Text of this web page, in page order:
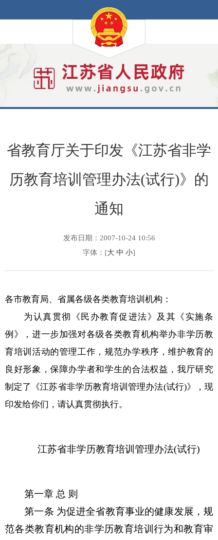
省教育厅关于印发《江苏省非学
历教育培训管理办法(试行)》的
通知
发布日期：2007-10-24 10:56
字体：[大 中 小]
各市教育局、省属各级各类教育培训机构：
为认真贯彻《民办教育促进法》及其《实施条
例》，进一步加强对各级各类教育机构举办非学历教
育培训活动的管理工作，规范办学秩序，维护教育的
良好形象，保障办学者和学生的合法权益，我厅研究
制定了《江苏省非学历教育培训管理办法(试行)》，现
印发给你们，请认真贯彻执行。
江苏省非学历教育培训管理办法(试行)
第一章 总 则
第一条 为促进全省教育事业的健康发展，规
范各类教育机构的非学历教育培训行为和教育审